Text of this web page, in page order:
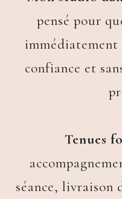
pensé pour
immédiatement
confiance et
Tenues
séance, livraison